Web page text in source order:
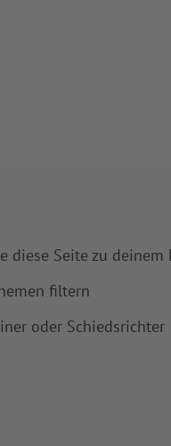
diese Seite zu
filtern
oder Schiedsrichter